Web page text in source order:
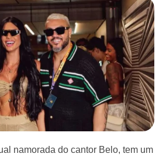
namorada do cantor Belo, tem um